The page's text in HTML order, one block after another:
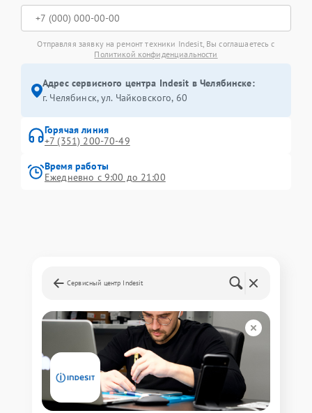
Отправляя заявку на ремонт техники Indesit, Вы соглашаетесь с
Политикой конфиденциальности
Адрес сервисного центра Indesit в Челябинске:
г. Челябинск, ул. Чайковского, 60
Горячая линия
+7 (351) 200-70-49
Время работы
Ежедневно с 9:00 до 21:00
Сервисный центр Indesit